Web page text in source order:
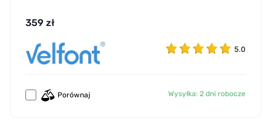
359 zł
5.0
Porównaj Wysyłka: 2 dni robocze